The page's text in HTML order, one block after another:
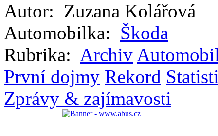
Autor: Zuzana Kolářová
Automobilka: Škoda
Rubrika: Archiv
První dojmy Rekord
Zprávy & zajímavosti